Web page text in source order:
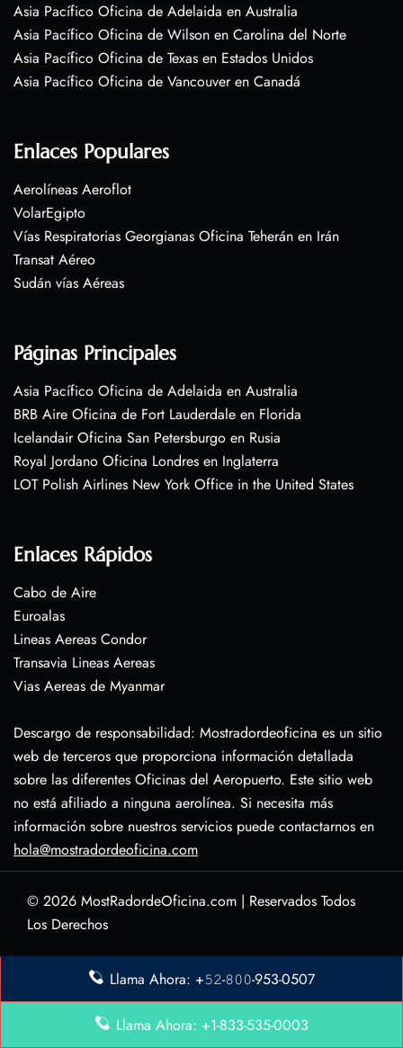
Asia Pacífico Oficina de Adelaida en Australia
Asia Pacífico Oficina de Wilson en Carolina del Norte
Asia Pacífico Oficina de Texas en Estados Unidos
Asia Pacífico Oficina de Vancouver en Canadá
Enlaces Populares
Aerolíneas Aeroflot
VolarEgipto
Vías Respiratorias Georgianas Oficina Teherán en Irán
Transat Aéreo
Sudán vías Aéreas
Páginas Principales
Asia Pacífico Oficina de Adelaida en Australia
BRB Aire Oficina de Fort Lauderdale en Florida
Icelandair Oficina San Petersburgo en Rusia
Royal Jordano Oficina Londres en Inglaterra
LOT Polish Airlines New York Office in the United States
Enlaces Rápidos
Cabo de Aire
Euroalas
Lineas Aereas Condor
Transavia Lineas Aereas
Vias Aereas de Myanmar
Descargo de responsabilidad: Mostradordeoficina es un sitio
web de terceros que proporciona información detallada
sobre las diferentes Oficinas del Aeropuerto. Este sitio web
no está afiliado a ninguna aerolínea. Si necesita más
información sobre nuestros servicios puede contactarnos en
hola@mostradordeoficina.com
© 2026 MostRadordeOficina.com | Reservados Todos
Los Derechos
Sobre Nosotras
Descargo de Responsabilidad
Política de Privacidad
Llama Ahora: +𝟻𝟸-𝟾𝟶𝟶-953-0507
Llama Ahora: +1-833-535-0003